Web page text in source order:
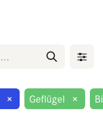
× Geflügel ×